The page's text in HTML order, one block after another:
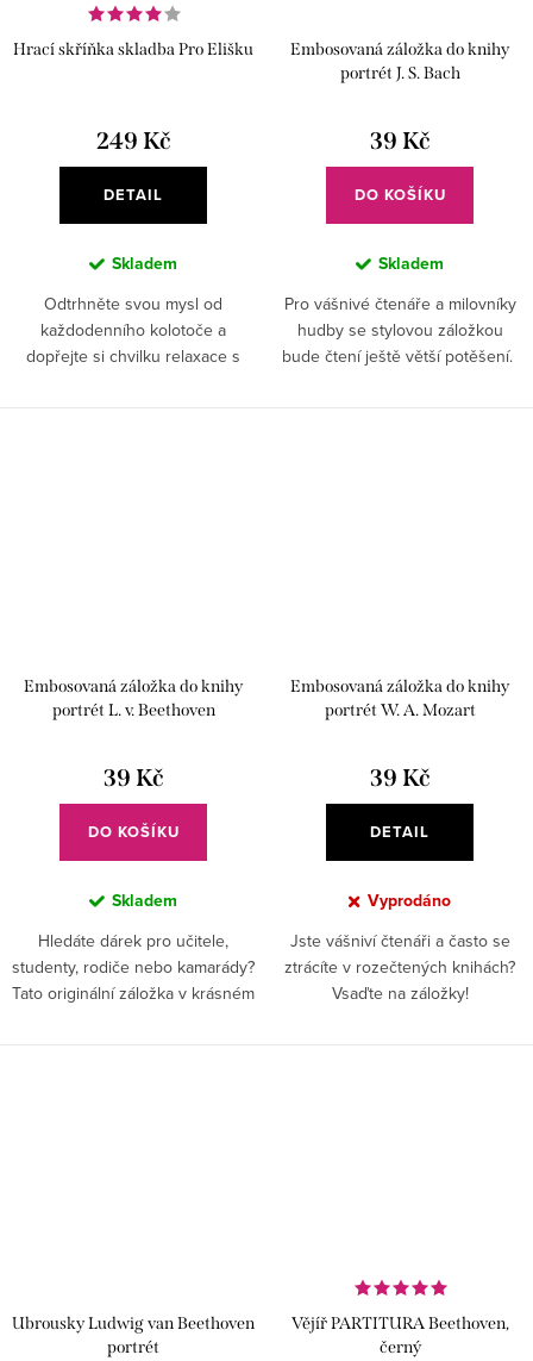
Hrací skříňka skladba Pro Elišku
249 Kč
DETAIL
Skladem
Odtrhněte svou mysl od
každodenního kolotoče a
dopřejte si chvilku relaxace s
Embosovaná záložka do knihy
portrét J. S. Bach
39 Kč
DO KOŠÍKU
Skladem
Pro vášnivé čtenáře a milovníky
hudby se stylovou záložkou
bude čtení ještě větší potěšení.
Embosovaná záložka do knihy
portrét L. v. Beethoven
39 Kč
DO KOŠÍKU
Skladem
Hledáte dárek pro učitele,
studenty, rodiče nebo kamarády?
Tato originální záložka v krásném
Embosovaná záložka do knihy
portrét W. A. Mozart
39 Kč
DETAIL
Vyprodáno
Jste vášniví čtenáři a často se
ztrácíte v rozečtených knihách?
Vsaďte na záložky!
Ubrousky Ludwig van Beethoven
portrét
Vějíř PARTITURA Beethoven,
černý